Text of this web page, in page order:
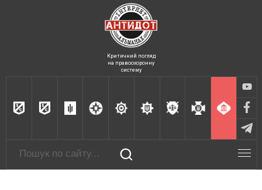
Критичний погляд
на правоохоронну
систему